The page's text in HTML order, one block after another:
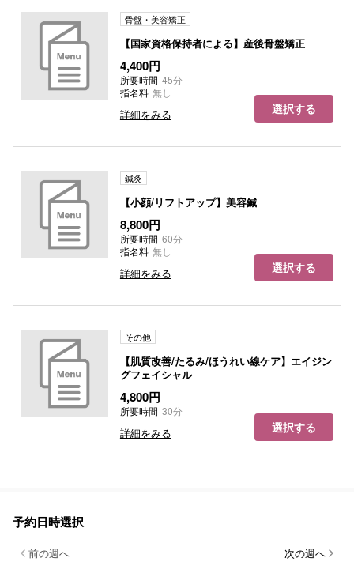
骨盤・美容矯正
【国家資格保持者による】産後骨盤矯正
4,400円
所要時間 45分
指名料 無し
詳細をみる 選択する
鍼灸
【小顔/リフトアップ】美容鍼
8,800円
所要時間 60分
指名料 無し
詳細をみる 選択する
その他
【肌質改善/たるみ/ほうれい線ケア】エイジン
グフェイシャル
4,800円
所要時間 30分
詳細をみる 選択する
予約日時選択
前の週へ 次の週へ